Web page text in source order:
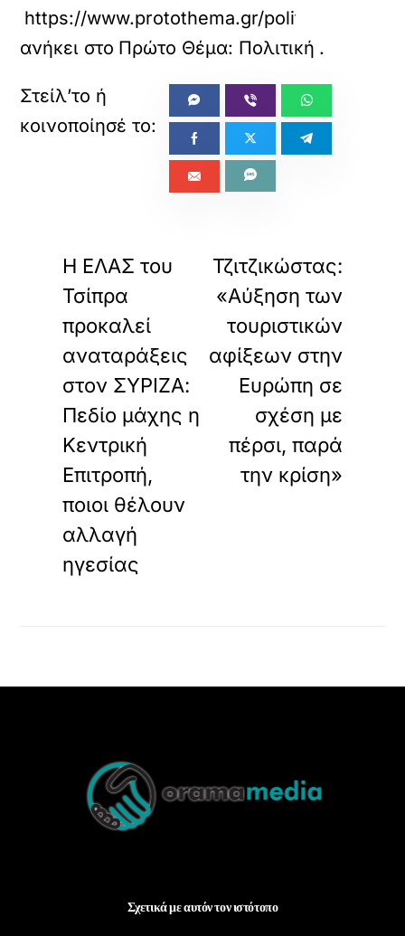
https://www.protothema.gr/politics/article/
ανήκει στο Πρώτο Θέμα: Πολιτική .
Η ΕΛΑΣ του
Τσίπρα
προκαλεί
αναταράξεις
στον ΣΥΡΙΖΑ:
Πεδίο μάχης η
Κεντρική
Επιτροπή,
ποιοι θέλουν
αλλαγή
ηγεσίας
Τζιτζικώστας:
«Αύξηση των
τουριστικών
αφίξεων στην
Ευρώπη σε
σχέση με
πέρσι, παρά
την κρίση»
Top
Σχετικά με αυτόν τον ιστότοπο